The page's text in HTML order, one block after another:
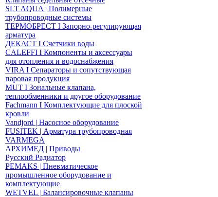
SLT AQUA | Полимерные
трубопроводные системы
ТЕРМОБРЕСТ І Запорно-регулирующая
арматура
ДЕКАСТ І Счетчики воды
CALEFFI І Компоненты и аксессуары
для отопления и водоснабжения
VIRA І Сепараторы и сопутствующая
паровая продукция
MUT І Зональные клапана,
теплообменники и другое оборудование
Fachmann І Комплектующие для плоской
кровли
Vandjord | Насосное оборудование
FUSITEK | Арматура трубопроводная
VARMEGA
АРХИМЕД | Приводы
Русский Радиатор
PEMAKS | Пневматическое
промышленное оборудование и
комплектующие
WETVEL | Балансировочные клапаны